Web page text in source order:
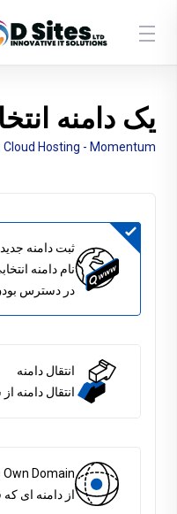
یک دامنه
Cloud Hosting - Momentum
ثبت دامنه جدید
نام دامنه
در دسترس
انتقال دامنه
انتقال دامنه
Own Domain
از دامنه ای که